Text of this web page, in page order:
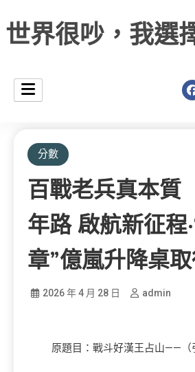
世界很吵，我選
分數
百戰老兵真本質
年路 啟航新征程
章”億嵐升降桌取
2026 年 4 月 28 日 admin
原題目：戰斗好漢王占山——（